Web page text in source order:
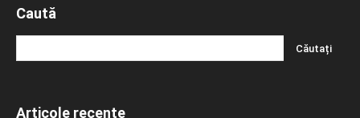
Caută
Articole recente